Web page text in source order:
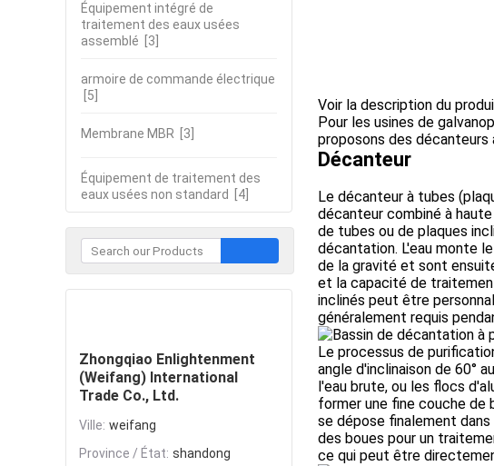
Équipement intégré de
traitement des eaux usées
assemblé [3]
armoire de commande électrique
[5]
Membrane MBR [3]
Équipement de traitement des
eaux usées non standard
[4]
Zhongqiao Enlightenment
(Weifang) International
Trade Co., Ltd.
Ville: weifang
Province / État: shandong
Voir la description du
Pour les usines de
proposons des décanteurs
Décanteur
Le décanteur à tubes
décanteur combiné à
de tubes ou de plaques
décantation. L'eau monte
de la gravité et sont
et la capacité de
inclinés peut être
généralement requis
Le processus de
angle d'inclinaison de 60°
l'eau brute, ou les flocs
former une fine couche de
se dépose finalement
des boues pour un
ce qui peut être